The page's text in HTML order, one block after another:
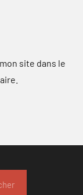
site dans le